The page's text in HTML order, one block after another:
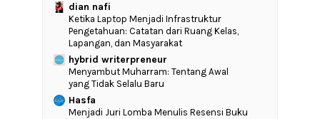
dian nafi
Ketika Laptop Menjadi Infrastruktur
Pengetahuan: Catatan dari Ruang Kelas,
Lapangan, dan Masyarakat
hybrid writerpreneur
Menyambut Muharram: Tentang Awal
yang Tidak Selalu Baru
Hasfa
Menjadi Juri Lomba Menulis Resensi Buku